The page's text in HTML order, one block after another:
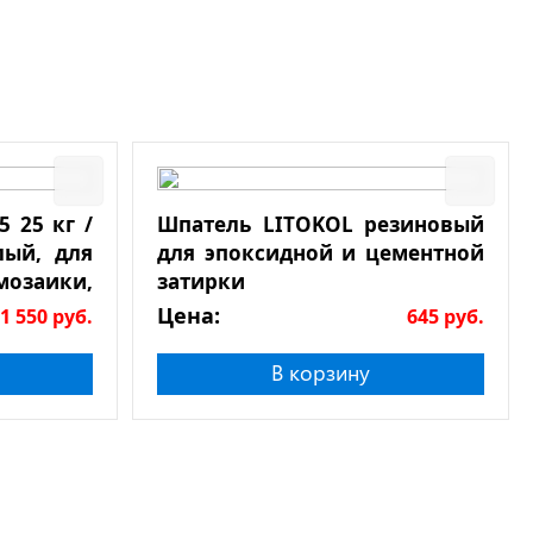
25 кг /
для
1 550 руб.
Шпатель LITOKOL резиновый
для эпоксидной и цементной
затирки
Цена: 645 руб.
В корзину